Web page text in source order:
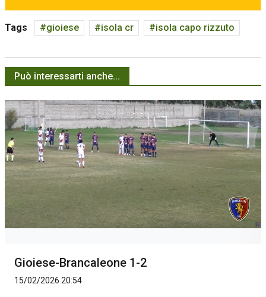
Tags gioiese isola cr isola capo rizzuto
Può interessarti anche...
Gioiese-Brancaleone 1-2
15/02/2026 20:54